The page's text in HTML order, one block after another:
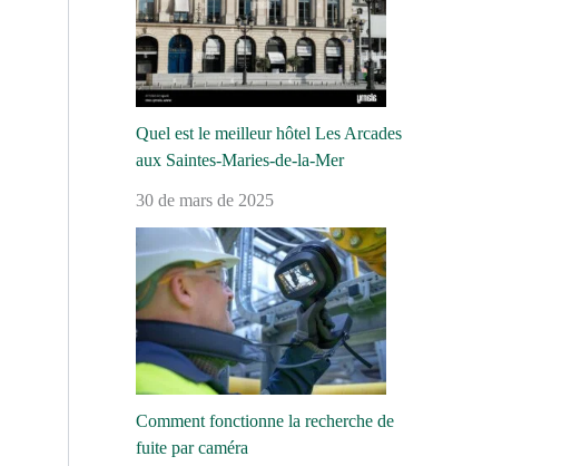
Quel est le meilleur hôtel Les Arcades
aux Saintes-Maries-de-la-Mer
30 de mars de 2025
Comment fonctionne la recherche de
fuite par caméra